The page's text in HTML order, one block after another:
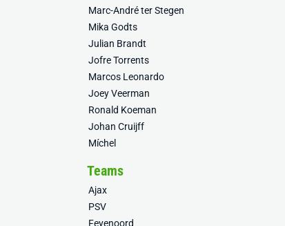
Marc-André ter Stegen
Mika Godts
Julian Brandt
Jofre Torrents
Marcos Leonardo
Joey Veerman
Ronald Koeman
Johan Cruijff
Míchel
Teams
Ajax
PSV
Feyenoord